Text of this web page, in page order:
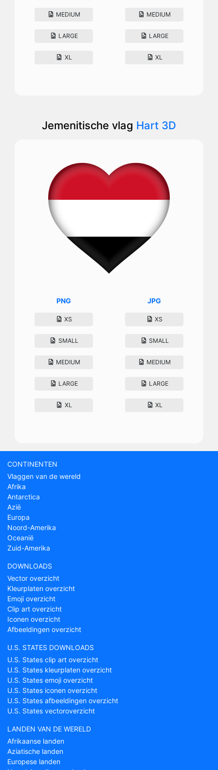
MEDIUM
LARGE
XL
MEDIUM
LARGE
XL
Jemenitische vlag Hart 3D
PNG
XS
SMALL
MEDIUM
LARGE
XL
JPG
XS
SMALL
MEDIUM
LARGE
XL
CONTINENTEN
Vlaggen van de wereld
Afrika
Antarctica
Azië
Europa
Noord-Amerika
Oceanië
Zuid-Amerika
DOWNLOADS
Vector overzicht
Kleurplaten overzicht
Emoji overzicht
Clip art overzicht
Iconen overzicht
Afbeeldingen overzicht
U.S. STATES DOWNLOADS
U.S. States clip art overzicht
U.S. States kleurplaten overzicht
U.S. States emoji overzicht
U.S. States iconen overzicht
U.S. States afbeeldingen overzicht
U.S. States vectoroverzicht
LANDEN VAN DE WERELD
Afrikaanse landen
Aziatische landen
Europese landen